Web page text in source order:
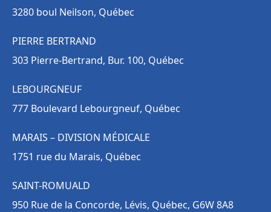
3280 boul Neilson, Québec
PIERRE BERTRAND
303 Pierre-Bertrand, Bur. 100, Québec
LEBOURGNEUF
777 Boulevard Lebourgneuf, Québec
MARAIS – DIVISION MÉDICALE
1751 rue du Marais, Québec
SAINT-ROMUALD
950 Rue de la Concorde, Lévis, Québec, G6W 8A8